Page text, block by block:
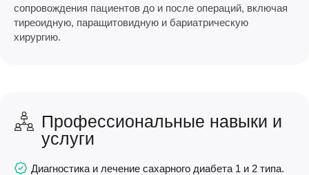
сопровождения пациентов до и после операций, включая
тиреоидную, паращитовидную и бариатрическую
хирургию.
Профессиональные навыки и
услуги
Диагностика и лечение сахарного диабета 1 и 2 типа.